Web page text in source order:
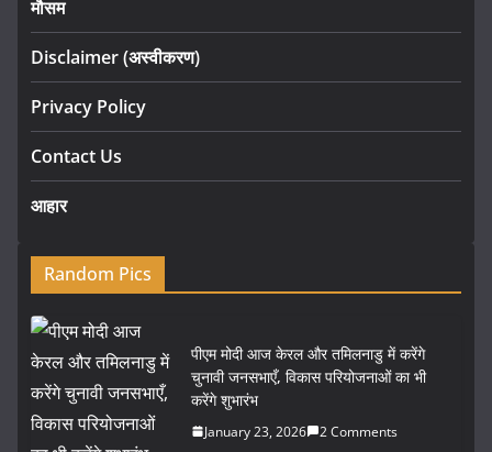
मौसम
Disclaimer (अस्वीकरण)
Privacy Policy
Contact Us
आहार
Random Pics
पीएम मोदी आज केरल और तमिलनाडु में करेंगे
चुनावी जनसभाएँ, विकास परियोजनाओं का भी
करेंगे शुभारंभ
January 23, 2026 2 Comments